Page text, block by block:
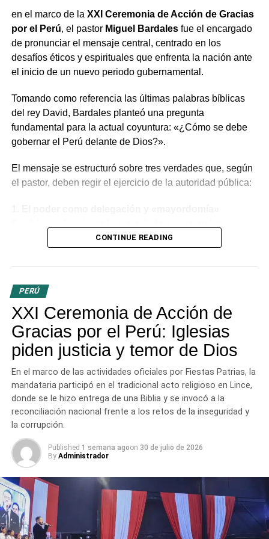
Oporto detalló que el flujo de pacientes fue continuo
desde la madrugada. Algunos lesionados debieron
estabilizarse primero en Ocoña antes de su posterior
traslado a Camaná o Arequipa, dependiendo de la
evolución de su estado de salud y el requerimiento
RELATED TOPICS: ACCIDENTE OCOÑA
BUS LLAMOSAS
CONDUCTOR EBRIO
HOSPITAL CAMANÁ
MENORES SOBREVIVIENTES
PANAMERICANA SUR
UP NEXT
Congreso inhabilita por diez años a la fiscal
Perú celebra el Día Nacional de las Iglesias
Evangélicas este 31 de octubre
en el marco de la XXI Ceremonia de Acción de Gracias
por el Perú, el pastor Miguel Bardalesfue el encargado
de pronunciar el mensaje central, centrado en los
desafíos éticos y espirituales que enfrenta la nación ante
el inicio de un nuevo periodo gubernamental.
Tomando como referencia las últimas palabras bíblicas
del rey David, Bardales planteó una pregunta
fundamental para la actual coyuntura: «¿Cómo se debe
gobernar el Perú delante de Dios?».
El mensaje se estructuró sobre tres verdades que, según
el pastor, deben regir el ejercicio de la autoridad pública:
político, sino una delegación divina. Dirigiéndose a la
poder recibido es unaresponsabilidad o
ante Dios, tanto por lo público como por lo privado. «Los
evangélicos creemos que no existe poder humano sin el
control de Dios», sentenció.
2. La justicia como servicio y restauración
Para el
la justicia, diferenciando la justicia de los hombres
(basada en leyes reformulables) de la justicia de Dios
que se expresa a través de la misericordia y la
restauración. Definir «hacer justicia» en el Perú actual
implica, según Bardales, impedir la muerte de inocentes,
proteger a los emprendedores de la extorsión y entregar
obras públicas eficientes en lugar de meras promesas.
3. El «temor de Dios» como ética prácticaBardales
aclaró que gobernar bajo el «temor de Dios» no significa
sentir pánico, sino actuar bajo una
ética de integridad
donde se es consciente de que Dios mira lo que las
CONTINUE READING
PERÚ
XXI Ceremonia de Acción de
Gracias por el Perú: Iglesias
piden justicia y temor de Dios
En el marco de las actividades oficiales por Fiestas Patrias, la
mandataria participó en el tradicional acto religioso en Lince,
donde se le hizo entrega de una Biblia y se invocó a la
reconciliación nacional frente a los retos de la inseguridad y
la corrupción.
Published 1 semana agoon 30 de julio de 2026
By Administrador